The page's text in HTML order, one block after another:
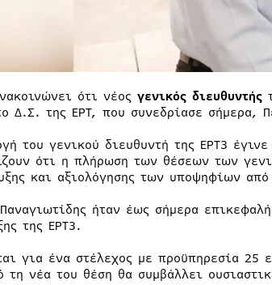
ότι νέος γενικός διευθυντής
Δ.Σ. της ΕΡΤ, που συνεδρίασε σήμερα,
του γενικού διευθυντή της ΕΡΤ3
ότι η πλήρωση των θέσεων των
και αξιολόγησης των υποψηφίων
ήταν έως σήμερα
της ΕΡΤ3.
για ένα στέλεχος με προϋπηρεσία
τη νέα του θέση θα συμβάλλει